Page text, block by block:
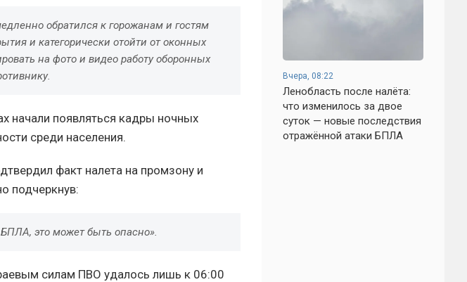
обратился к горожанам и гостям
и категорически отойти от оконных
на фото и видео работу оборонных
начали появляться кадры ночных
среди населения.
факт налета на промзону и
подчеркнув:
это может быть опасно».
силам ПВО удалось лишь к 06:00
Вчера, 08:22
Ленобласть после налёта:
что изменилось за двое
суток — новые последствия
отражённой атаки БПЛА